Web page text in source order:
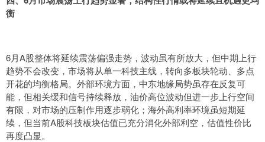
衡
6月A股整体将延续震荡偏强走势，波动虽有所放大，但中期上行
趋势不会改变，市场将从单一科技主线，转向多板块轮动、多点
开花的均衡格局。外部环境方面，中东地缘局势虽存在反复可
能，但相关缓和信号持续释放，油价高位波动但进一步上行空间
有限，对市场的压制作用逐步弱化；海外高利率环境虽短期延
续，但当前A股科技板块估值已充分消化外部利空，估值性价比
再度凸显。